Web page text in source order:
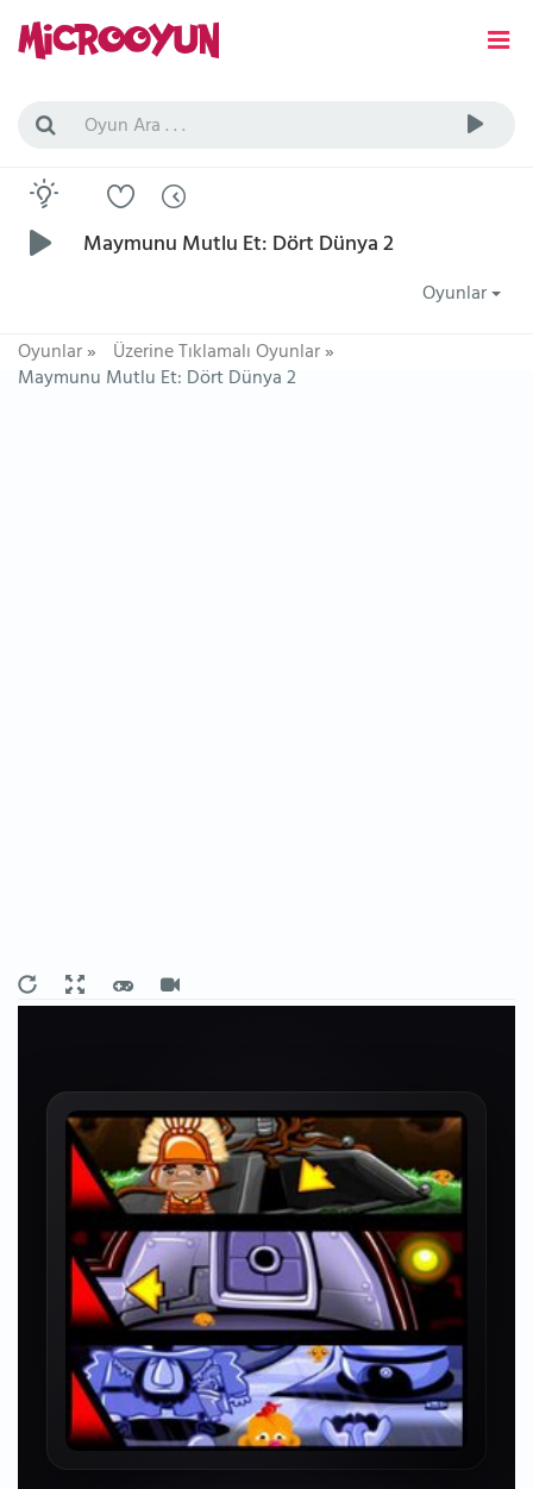
Maymunu Mutlu Et: Dört Dünya 2
Oyunlar
Oyunlar» Üzerine Tıklamalı Oyunlar»
Maymunu Mutlu Et: Dört Dünya 2